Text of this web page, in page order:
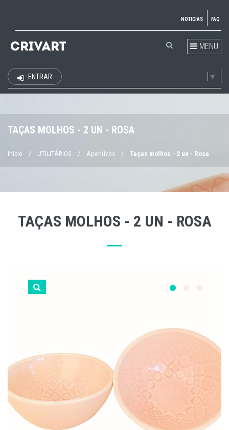
NOTICIAS FAQ
MENU
▼
ENTRAR
TAÇAS MOLHOS - 2 UN - ROSA
Início / UTILITÁRIOS / Aperitivos / Taças molhos - 2 un - Rosa
TAÇAS MOLHOS - 2 UN - ROSA